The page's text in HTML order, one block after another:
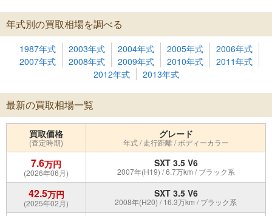
年式別の買取相場を調べる
1987年式 2003年式 2004年式 2005年式
2006年式
2007年式
2008年式 2009年式 2010年式
2011年式
2012年式
2013年式
最新の買取相場一覧
買取価格
(査定時期)
グレード
年式 / 走行距離 / ボディーカラー
7.6万円
(2026年06月)
SXT 3.5 V6
2007年(H19) / 6.7万km / ブラック系
42.5万円
(2025年02月)
SXT 3.5 V6
2008年(H20) / 16.3万km / ブラック系